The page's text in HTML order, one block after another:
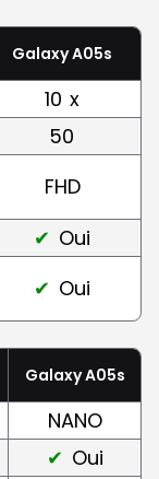
Galaxy A05s
10 x
50
FHD
Oui
Oui
Galaxy A05s
NANO
Oui